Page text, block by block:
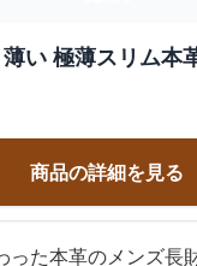
い 極薄スリム本
商品の詳細を見る
った本革のメンズ長